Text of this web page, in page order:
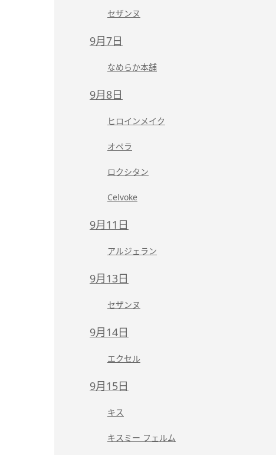
セザンヌ
9月7日
なめらか本舗
9月8日
ヒロインメイク
オペラ
ロクシタン
Celvoke
9月11日
アルジェラン
9月13日
セザンヌ
9月14日
エクセル
9月15日
キス
キスミー フェルム